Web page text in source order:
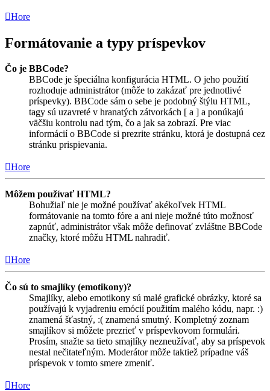
Hore
Formátovanie a typy príspevkov
Čo je BBCode?
BBCode je špeciálna konfigurácia HTML. O jeho použití
rozhoduje administrátor (môže to zakázať pre jednotlivé
príspevky). BBCode sám o sebe je podobný štýlu HTML,
tagy sú uzavreté v hranatých zátvorkách [ a ] a ponúkajú
väčšiu kontrolu nad tým, čo a jak sa zobrazí. Pre viac
informácií o BBCode si prezrite stránku, ktorá je dostupná cez
stránku prispievania.
Hore
Môžem používať HTML?
Bohužiaľ nie je možné používať akékoľvek HTML
formátovanie na tomto fóre a ani nieje možné túto možnosť
zapnúť, administrátor však môže definovať zvláštne BBCode
značky, ktoré môžu HTML nahradiť.
Hore
Čo sú to smajlíky (emotikony)?
Smajlíky, alebo emotikony sú malé grafické obrázky, ktoré sa
používajú k vyjadreniu emócií použitím malého kódu, napr. :)
znamená šťastný, :( znamená smutný. Kompletný zoznam
smajlíkov si môžete prezrieť v príspevkovom formulári.
Prosím, snažte sa tieto smajlíky nezneužívať, aby sa príspevok
nestal nečitateľným. Moderátor môže taktiež prípadne váš
príspevok v tomto smere zmeniť.
Hore